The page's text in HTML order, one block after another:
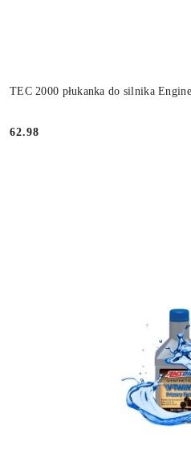
TEC 2000 płukanka do silnika
Cena:
62.98